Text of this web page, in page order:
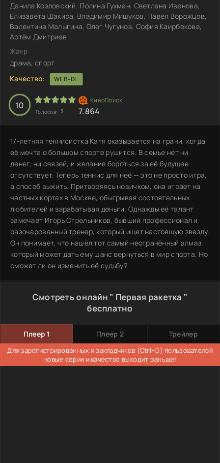
Данила Козловский, Полина Гухман, Светлана Иванова,
Елизавета Шакира, Владимир Мишуков, Павел Ворожцов,
Валентина Малыгина, Олег Чугунов, София Каирбекова,
Артём Дмитриев
Жанр:
драма, спорт
Качество:
WEB-DL
10
Голосов: 3 7.864
17-летняя теннисистка Катя оказывается на грани, когда
её мечта о большом спорте рушится. В семье нет ни
денег, ни связей, и желание бороться за её будущее
отсутствует. Теперь теннис для неё — это не просто игра,
а способ выжить. Притворяясь новичком, она играет на
частных кортах в Москве, обыгрывая состоятельных
любителей и зарабатывая деньги. Однажды её талант
замечает Игорь Стрельников, бывший профессионал и
разочарованный тренер, который ищет настоящую звезду.
Он понимает, что нашёл тот самый неогранённый алмаз,
который может дать ему шанс вернуться в мир спорта. Но
сможет ли он изменить её судьбу?
Смотреть онлайн " Первая ракетка "
бесплатно
Плеер 1 Плеер 2 Трейлер
Для зарегистрированных и закладчиков (Ctrl+D) пользователей
новые серии и качество выходит раньше!